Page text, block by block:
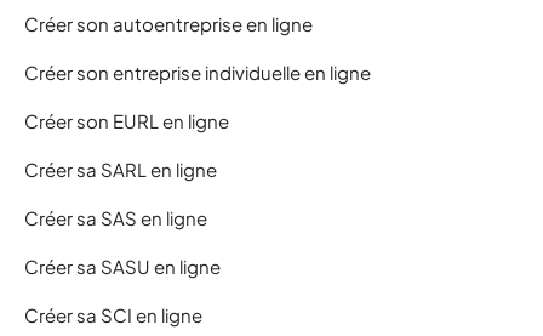
Créer son autoentreprise en ligne
Créer son entreprise individuelle en ligne
Créer son EURL en ligne
Créer sa SARL en ligne
Créer sa SAS en ligne
Créer sa SASU en ligne
Créer sa SCI en ligne